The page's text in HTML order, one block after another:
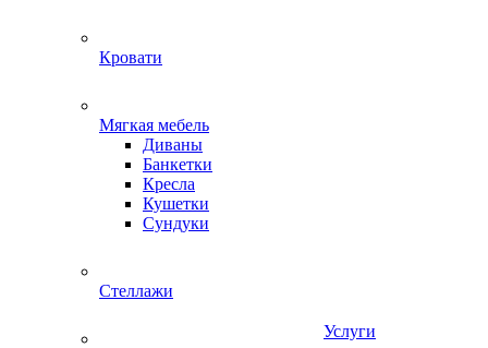
Кровати
Мягкая мебель
Диваны
Банкетки
Кресла
Кушетки
Сундуки
Стеллажи
Услуги